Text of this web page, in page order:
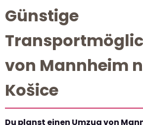
Günstige
von Mannheim
Košice
Du planst einen Umzug von